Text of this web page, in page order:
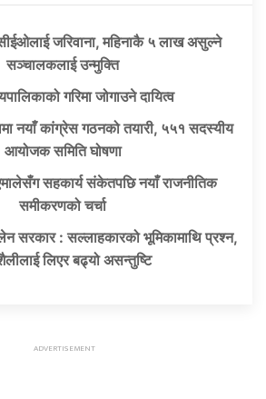
जरिवाना, महिनाकै ५ लाख असुल्ने
सञ्चालकलाई उन्मुक्ति
गरिमा जोगाउने दायित्व
नयाँ कांग्रेस गठनको तयारी, ५५१ सदस्यीय
आयोजक समिति घोषणा
सहकार्य संकेतपछि नयाँ राजनीतिक
समीकरणको चर्चा
सरकार : सल्लाहकारको भूमिकामाथि प्रश्न,
लिएर बढ्यो असन्तुष्टि